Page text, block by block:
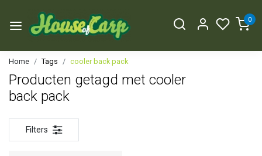
0
Home Tags cooler back pack
Producten getagd met cooler
back pack
Filters